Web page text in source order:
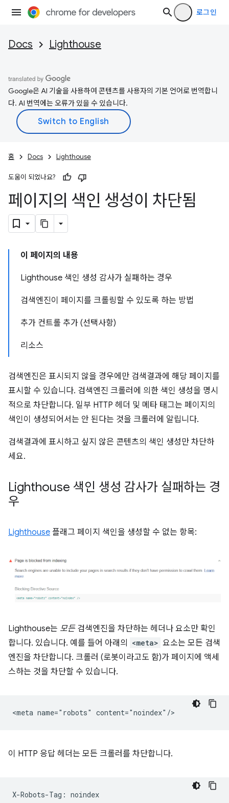
로그인
Docs Lighthouse
Google은 AI 기술을 사용하여 콘텐츠를 사용자의 기본 언어로 번역합니
다. AI 번역에는 오류가 있을 수 있습니다.
홈 Docs Lighthouse
도움이 되었나요?
페이지의 색인 생성이 차단됨
이 페이지의 내용
Lighthouse 색인 생성 감사가 실패하는 경우
검색엔진이 페이지를 크롤링할 수 있도록 하는 방법
추가 컨트롤 추가 (선택사항)
리소스
검색엔진은 표시되지 않을 경우에만 검색결과에 해당 페이지를
표시할 수 있습니다. 검색엔진 크롤러에 의한 색인 생성을 명시
적으로 차단합니다. 일부 HTTP 헤더 및 메타 태그는 페이지의
색인이 생성되어서는 안 된다는 것을 크롤러에 알립니다.
검색결과에 표시하고 싶지 않은 콘텐츠의 색인 생성만 차단하
세요.
Lighthouse 색인 생성 감사가 실패하는 경
우
Lighthouse 플래그 페이지 색인을 생성할 수 없는 항목:
Lighthouse는 모든검색엔진을 차단하는 헤더나 요소만 확인
합니다. 있습니다. 예를 들어 아래의
<meta> 요소는 모든 검색
엔진을 차단합니다. 크롤러 (로봇이라고도 함)가 페이지에 액세
스하는 것을 차단할 수 있습니다.
이 HTTP 응답 헤더는 모든 크롤러를 차단합니다.